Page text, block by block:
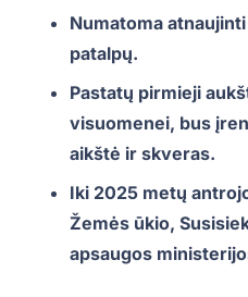
Numatoma
patalpų.
Pastatų pirmieji
visuomenei, bus
aikštė ir skveras.
Iki 2025 metų
Žemės ūkio,
apsaugos